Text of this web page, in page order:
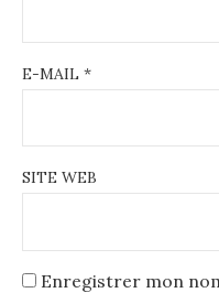
E-MAIL *
SITE WEB
Enregistrer mon